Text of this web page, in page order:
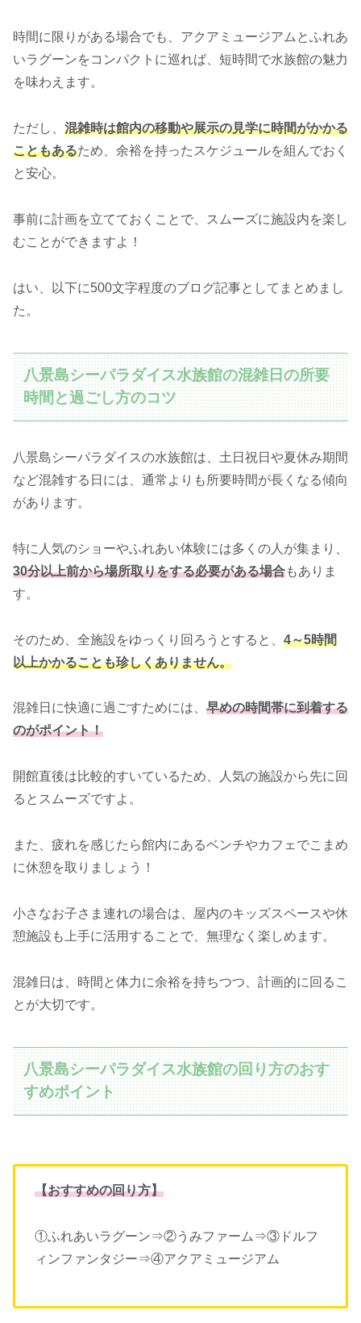
時間に限りがある場合でも、アクアミュージアムとふれあ
いラグーンをコンパクトに巡れば、短時間で水族館の魅力
を味わえます。
ただし、 混雑時は館内の移動や展示の見学に時間がかかる
こともあるため、余裕を持ったスケジュールを組んでおく
と安心。
事前に計画を立てておくことで、スムーズに施設内を楽し
むことができますよ！
はい、以下に500文字程度のブログ記事としてまとめまし
た。
八景島シーパラダイス水族館の混雑日の所要
時間と過ごし方のコツ
八景島シーパラダイスの水族館は、土日祝日や夏休み期間
など混雑する日には、通常よりも所要時間が長くなる傾向
があります。
特に人気のショーやふれあい体験には多くの人が集まり、
30分以上前から場所取りをする必要がある場合もありま
す。
そのため、全施設をゆっくり回ろうとすると、 4～5時間
以上かかることも珍しくありません。
混雑日に快適に過ごすためには、 早めの時間帯に到着する
のがポイント！
開館直後は比較的すいているため、人気の施設から先に回
るとスムーズですよ。
また、疲れを感じたら館内にあるベンチやカフェでこまめ
に休憩を取りましょう！
小さなお子さま連れの場合は、屋内のキッズスペースや休
憩施設も上手に活用することで、無理なく楽しめます。
混雑日は、時間と体力に余裕を持ちつつ、計画的に回るこ
とが大切です。
八景島シーパラダイス水族館の回り方のおす
すめポイント
【おすすめの回り方】
①ふれあいラグーン⇒②うみファーム⇒③ドルフ
ィンファンタジー⇒④アクアミュージアム